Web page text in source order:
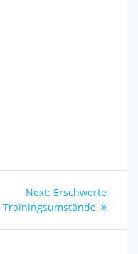
Next: Next
post:
Erschwerte
Trainingsumstände